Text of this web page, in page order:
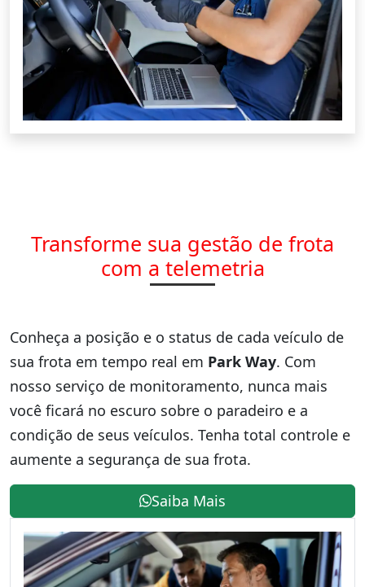
Transforme sua gestão de frota
com a telemetria
Conheça a posição e o status de cada veículo de
sua frota em tempo real em Park Way. Com
nosso serviço de monitoramento, nunca mais
você ficará no escuro sobre o paradeiro e a
condição de seus veículos. Tenha total controle e
aumente a segurança de sua frota.
Saiba Mais